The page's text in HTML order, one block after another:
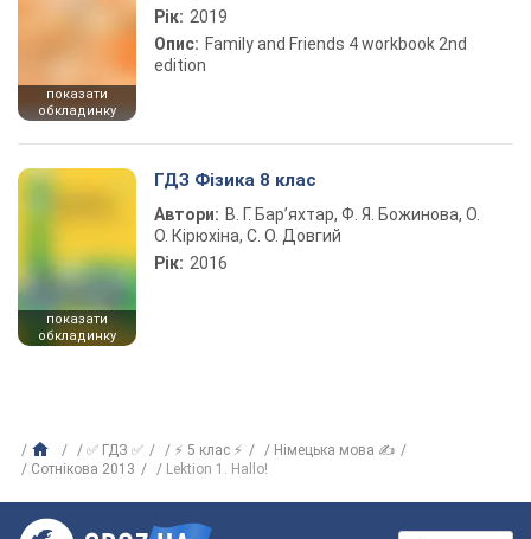
показати
обкладинку
Рік: 2019
Опис: Family and Friends 4 workbook 2nd
edition
показати
обкладинку
ГДЗ Фізика 8 клас
Автори: В. Г. Бар’яхтар, Ф. Я. Божинова, О.
О. Кірюхіна, С. О. Довгий
Рік: 2016
✅ ГДЗ ✅ ⚡ 5 клас ⚡
Німецька мова ✍
Сотнікова 2013
Lektion 1. Hallo!